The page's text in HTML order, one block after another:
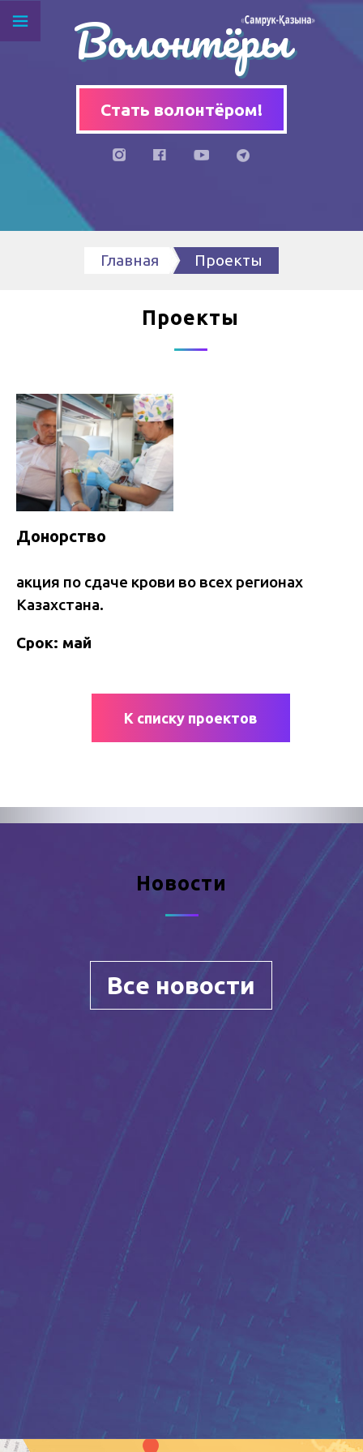
Волонтёры
Стать волонтёром!
Главная Проекты
Проекты
Донорство
акция по сдаче крови во всех регионах
Казахстана.
Срок: май
К списку проектов
Новости
Все новости